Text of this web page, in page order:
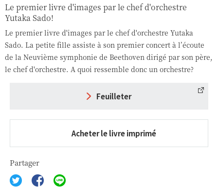
Le premier livre d'images par le chef d'orchestre
Yutaka Sado!
Le premier livre d'images par le chef d'orchestre Yutaka
Sado. La petite fille assiste à son premier concert à l’écoute
de la Neuvième symphonie de Beethoven dirigé par son père,
le chef d'orchestre. A quoi ressemble donc un orchestre?
Feuilleter
Acheter le livre imprimé
Partager